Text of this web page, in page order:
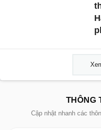
THÔNG
Cập nhật nhanh các